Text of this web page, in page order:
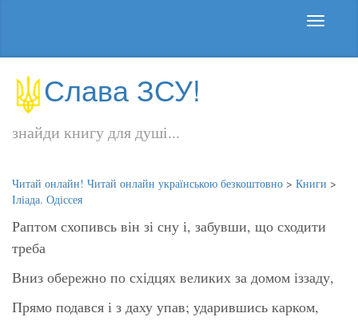
Слава ЗСУ!
знайди книгу для душі...
Читай онлайн! Читай онлайн українською безкоштовно > Книги >
Іліада. Одіссея
Раптом схопивсь він зі сну і, забувши, що сходити
треба
Вниз обережно по східцях великих за домом іззаду,
Прямо подався і з даху упав; ударившись карком,